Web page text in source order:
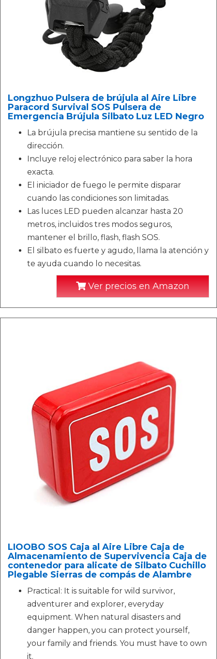
Longzhuo Pulsera de brújula al Aire Libre
Paracord Survival SOS Pulsera de
Emergencia Brújula Silbato Luz LED Negro
La brújula precisa mantiene su sentido de la
dirección.
Incluye reloj electrónico para saber la hora
exacta.
El iniciador de fuego le permite disparar
cuando las condiciones son limitadas.
Las luces LED pueden alcanzar hasta 20
metros, incluidos tres modos seguros,
mantener el brillo, flash, flash SOS.
El silbato es fuerte y agudo, llama la atención y
te ayuda cuando lo necesitas.
Ver precios en Amazon
LIOOBO SOS Caja al Aire Libre Caja de
Almacenamiento de Supervivencia Caja de
contenedor para alicate de Silbato Cuchillo
Plegable Sierras de compás de Alambre
Practical: It is suitable for wild survivor,
adventurer and explorer, everyday
equipment. When natural disasters and
danger happen, you can protect yourself,
your family and friends. You must have to own
it.